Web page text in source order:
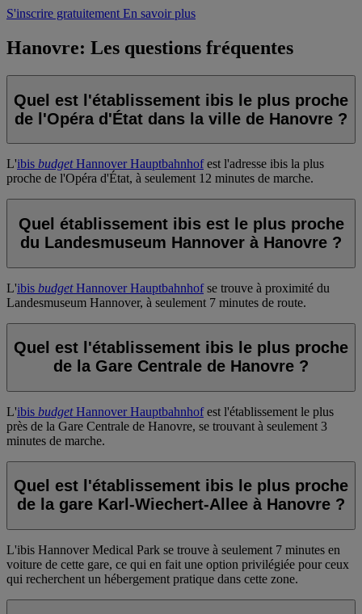
S'inscrire gratuitement En savoir plus
Hanovre: Les questions fréquentes
Quel est l'établissement ibis le plus proche
de l'Opéra d'État dans la ville de Hanovre ?
L'ibis budgetHannover Hauptbahnhofest l'adresse ibis la plus
proche de l'Opéra d'État, à seulement 12 minutes de marche.
Quel établissement ibis est le plus proche
du Landesmuseum Hannover à Hanovre ?
L'ibis budgetHannover Hauptbahnhofse trouve à proximité du
Landesmuseum Hannover, à seulement 7 minutes de route.
Quel est l'établissement ibis le plus proche
de la Gare Centrale de Hanovre ?
L'ibis budgetHannover Hauptbahnhofest l'établissement le plus
près de la Gare Centrale de Hanovre, se trouvant à seulement 3
minutes de marche.
Quel est l'établissement ibis le plus proche
de la gare Karl-Wiechert-Allee à Hanovre ?
L'ibis Hannover Medical Park se trouve à seulement 7 minutes en
voiture de cette gare, ce qui en fait une option privilégiée pour ceux
qui recherchent un hébergement pratique dans cette zone.